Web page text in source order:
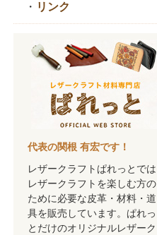
・ リンク
代表の関根 有宏です！
レザークラフトぱれっとでは
レザークラフトを楽しむ方の
ために必要な皮革・材料・道
具を販売しています。ぱれっ
とだけのオリジナルレザーク